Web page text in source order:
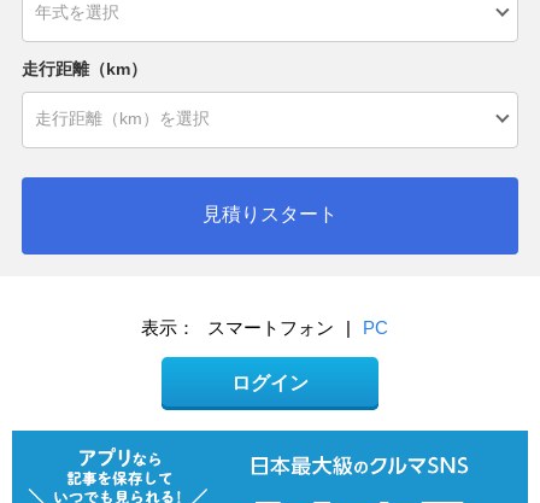
走行距離（km）
見積りスタート
表示： スマートフォン | PC
ログイン